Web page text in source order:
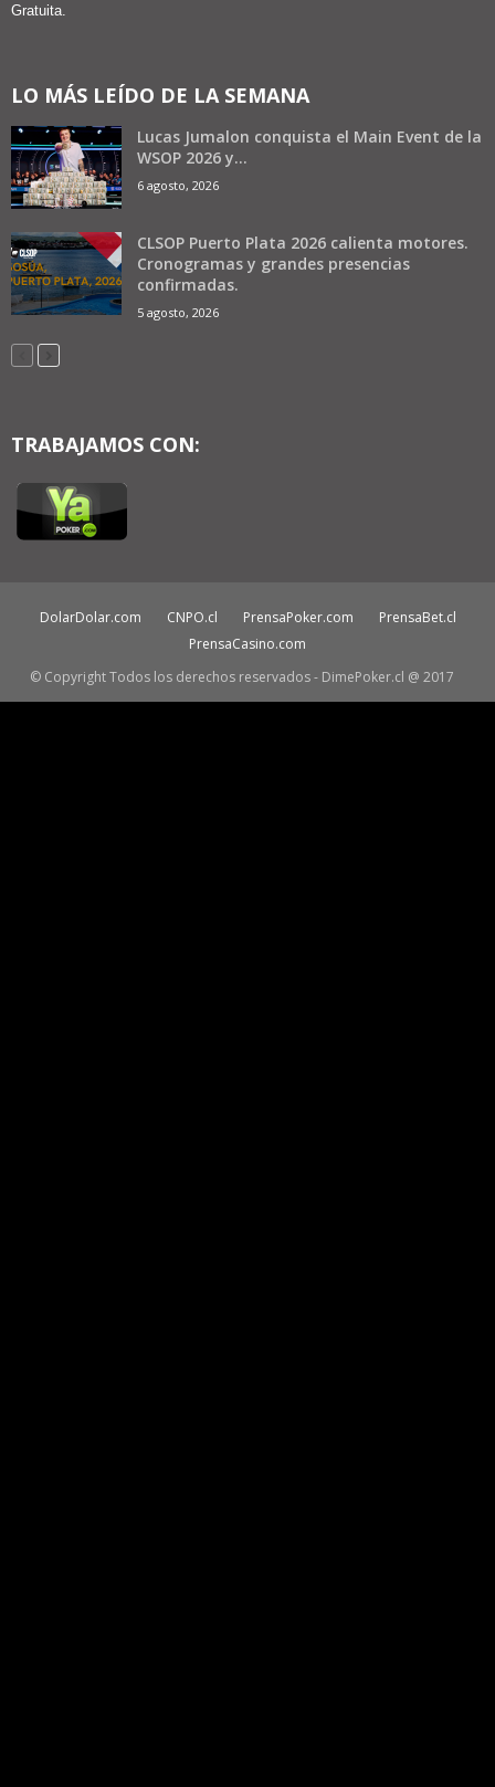
Gratuita.
LO MÁS LEÍDO DE LA SEMANA
Lucas Jumalon conquista el Main Event de la
WSOP 2026 y...
6 agosto, 2026
CLSOP Puerto Plata 2026 calienta motores.
Cronogramas y grandes presencias
confirmadas.
5 agosto, 2026
TRABAJAMOS CON:
DolarDolar.com CNPO.cl PrensaPoker.com
PrensaBet.cl
PrensaCasino.com
© Copyright Todos los derechos reservados - DimePoker.cl @ 2017